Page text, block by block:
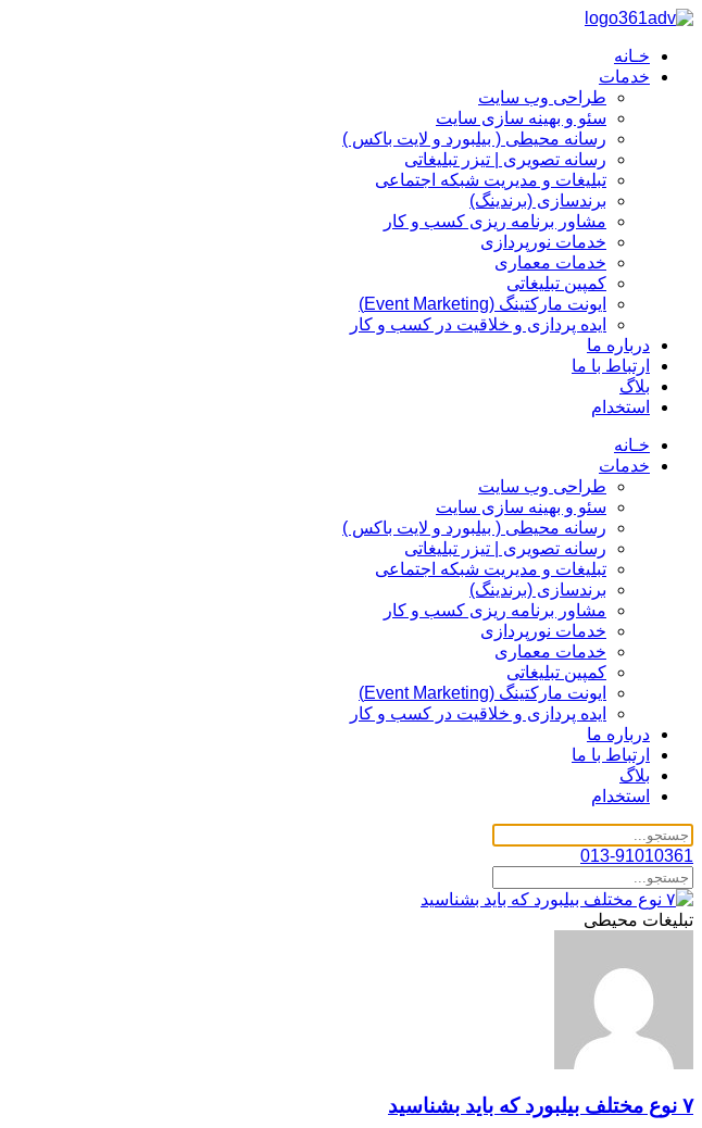
پرش
محتوا
خـانه
خدمات
طراحی وب سایت
سئو و بهینه سازی سایت
رسانه محیطی ( بیلبورد و لایت باکس )
رسانه تصویری | تیزر تبلیغاتی
تبلیغات و مدیریت شبکه اجتماعی
برندسازی (برندینگ)‌
مشاور برنامه ریزی کسب و کار
خدمات نورپردازی
خدمات معماری
کمپین تبلیغاتی
ایونت مارکتینگ (Event Marketing)
ایده پردازی و خلاقیت در کسب و کار
درباره ما
ارتباط با ما
بلاگ
استخدام
خـانه
خدمات
طراحی وب سایت
سئو و بهینه سازی سایت
رسانه محیطی ( بیلبورد و لایت باکس )
رسانه تصویری | تیزر تبلیغاتی
تبلیغات و مدیریت شبکه اجتماعی
برندسازی (برندینگ)‌
مشاور برنامه ریزی کسب و کار
خدمات نورپردازی
خدمات معماری
کمپین تبلیغاتی
ایونت مارکتینگ (Event Marketing)
ایده پردازی و خلاقیت در کسب و کار
درباره ما
ارتباط با ما
بلاگ
استخدام
013-91010361
تبلیغات محیطی
۷ نوع مختلف بیلبورد که باید بشناسید